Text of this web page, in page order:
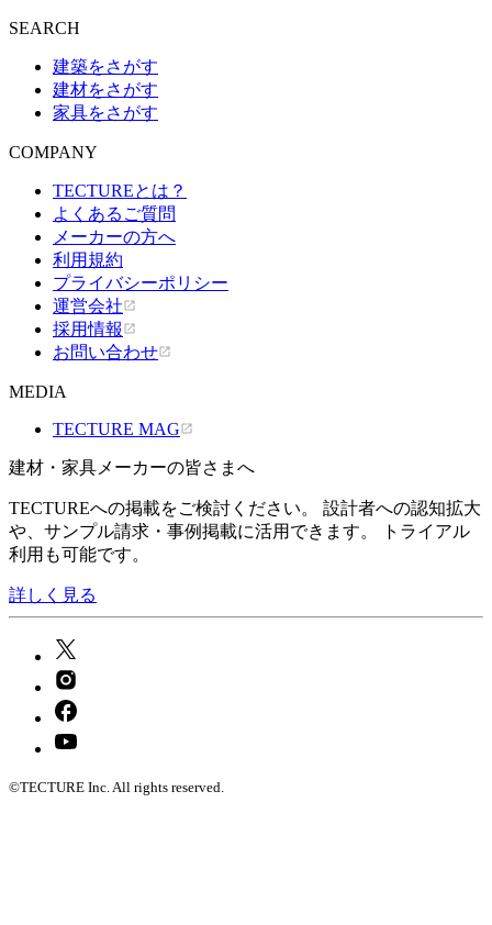
SEARCH
建築をさがす
建材をさがす
家具をさがす
COMPANY
TECTUREとは？
よくあるご質問
メーカーの方へ
利用規約
プライバシーポリシー
運営会社
採用情報
お問い合わせ
MEDIA
TECTURE MAG
建材・家具メーカーの皆さまへ
TECTUREへの掲載をご検討ください。 設計者への認知拡大
や、サンプル請求・事例掲載に活用できます。 トライアル
利用も可能です。
詳しく見る
©TECTURE Inc. All rights reserved.